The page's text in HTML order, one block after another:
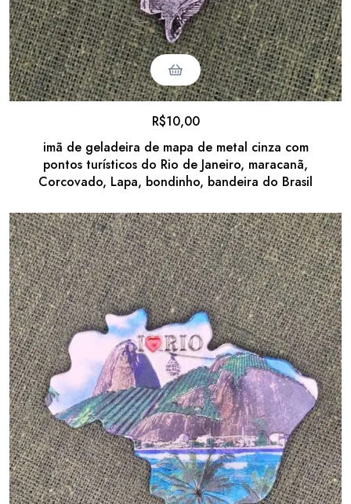
imã de geladeira de mapa de metal cinza com
pontos turísticos do Rio de Janeiro, maracanã,
Corcovado, Lapa, bondinho, bandeira do Brasil
R$10,00